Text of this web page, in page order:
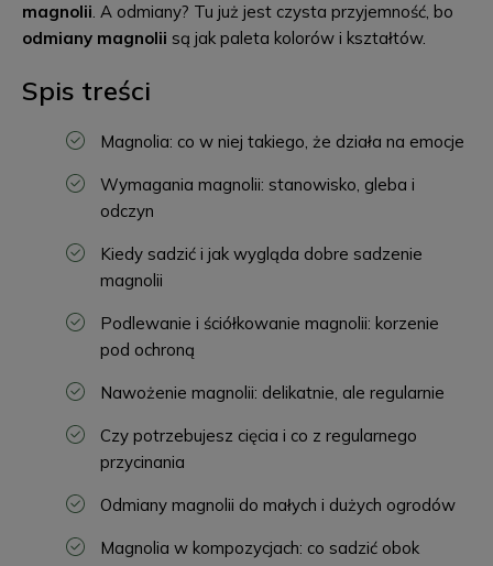
magnolii. A odmiany? Tu już jest czysta przyjemność, bo
odmiany magnolii są jak paleta kolorów i kształtów.
Spis treści
Magnolia: co w niej takiego, że działa na emocje
Wymagania magnolii: stanowisko, gleba i
odczyn
Kiedy sadzić i jak wygląda dobre sadzenie
magnolii
Podlewanie i ściółkowanie magnolii: korzenie
pod ochroną
Nawożenie magnolii: delikatnie, ale regularnie
Czy potrzebujesz cięcia i co z regularnego
przycinania
Odmiany magnolii do małych i dużych ogrodów
Magnolia w kompozycjach: co sadzić obok